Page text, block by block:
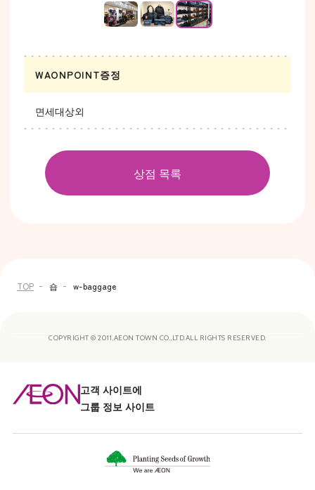
WAONPOINT증정
면세대상외
상점 목록
TOP 숍 w-baggage
COPYRIGHT © 2011,AEON TOWN CO.,LTD.ALL RIGHTS RESERVED.
고객 사이트에
그룹 정보 사이트